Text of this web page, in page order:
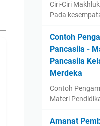
Ciri-Ciri
Pada
Contoh
Pancasila -
Pancasila
Merdeka
Contoh
Materi
Amanat